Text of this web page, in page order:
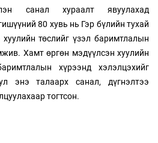
санал хураалт явуулахад
80 хувь нь Гэр бүлийн тухай
төслийг үзэл баримтлалын
Хамт өргөн мэдүүлсэн хуулийн
хүрээнд хэлэлцэхийг
энэ талаарх санал, дүгнэлтээ
тогтсон.